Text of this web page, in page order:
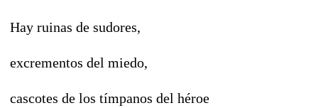
Hay ruinas de sudores,
excrementos del miedo,
cascotes de los tímpanos del héroe